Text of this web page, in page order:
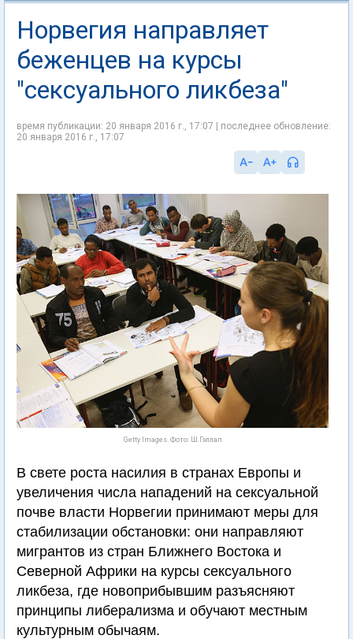
Норвегия направляет
беженцев на курсы
"сексуального ликбеза"
время публикации: 20 января 2016 г., 17:07 | последнее обновление:
20 января 2016 г., 17:07
Getty Images. Фото: Ш.Гэллап
В свете роста насилия в странах Европы и
увеличения числа нападений на сексуальной
почве власти Норвегии принимают меры для
стабилизации обстановки: они направляют
мигрантов из стран Ближнего Востока и
Северной Африки на курсы сексуального
ликбеза, где новоприбывшим разъясняют
принципы либерализма и обучают местным
культурным обычаям.